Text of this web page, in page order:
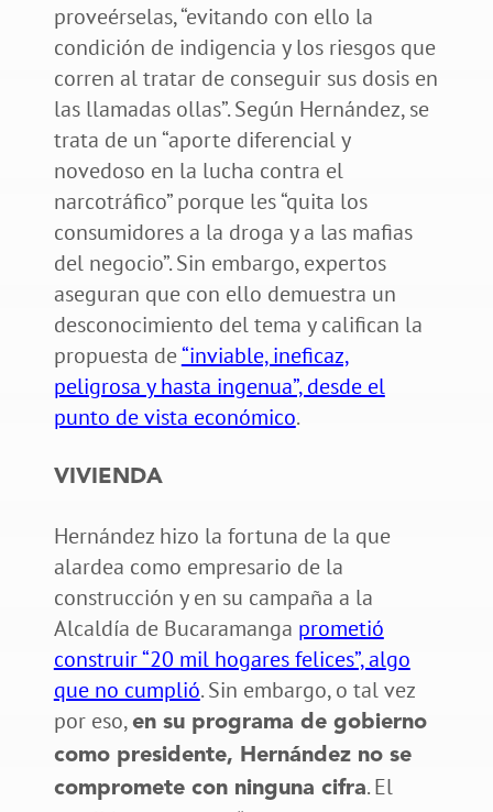
proveérselas, “evitando con ello la
condición de indigencia y los riesgos que
corren al tratar de conseguir sus dosis en
las llamadas ollas”. Según Hernández, se
trata de un “aporte diferencial y
novedoso en la lucha contra el
narcotráfico” porque les “quita los
consumidores a la droga y a las mafias
del negocio”. Sin embargo, expertos
aseguran que con ello demuestra un
desconocimiento del tema y califican la
propuesta de“inviable, ineficaz,
peligrosa y hasta ingenua”, desde el
punto de vista económico.
VIVIENDA
Hernández hizo la fortuna de la que
alardea como empresario de la
construcción y en su campaña a la
Alcaldía de Bucaramanga prometió
construir “20 mil hogares felices”, algo
que no cumplió. Sin embargo, o tal vez
por eso, en su programa de gobierno
como presidente, Hernández no se
compromete con ninguna cifra. El